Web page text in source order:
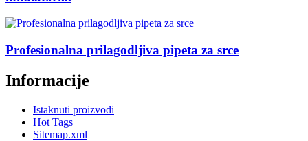
Profesionalna prilagodljiva pipeta za srce
Informacije
Istaknuti proizvodi
Hot Tags
Sitemap.xml